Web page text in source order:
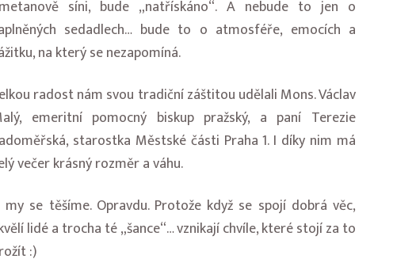
síni, bude „natřískáno“. A nebude to jen o
sedadlech… bude to o atmosféře, emocích a
na který se nezapomíná.
radost nám svou tradiční záštitou udělali Mons. Václav
emeritní pomocný biskup pražský, a paní Terezie
starostka Městské části Praha 1. I díky nim má
večer krásný rozměr a váhu.
my se těšíme. Opravdu. Protože když se spojí dobrá věc,
lidé a trocha té „šance“… vznikají chvíle, které stojí za to
:)